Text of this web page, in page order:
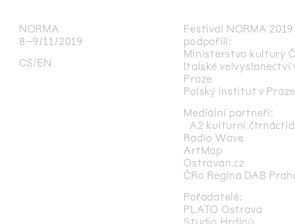
NORMA
8–9/11/2019
CS EN
Festival NORMA 2019
podpořili:
Ministerstvo kultury
Italské velvyslanectví
Praze
Polský institut v Praze
Mediální partneři:
A2 kulturní
Radio Wave
ArtMap
Ostravan.cz
ČRo Regina DAB
Pořadatelé:
PLATO Ostrava
Studio Hrdinů